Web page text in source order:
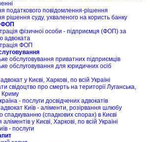
податкового повідомлення-рішення
рішення суду, ухваленого на користь банку
ФОП
фізичної особи - підприємця (ФОП) за
адвоката
ФОП
обслуговування приватних підприємців
обслуговування для юридичних осіб
у Києві, Харкові, по всій Україні
свідоцтво про смерть на території Луганська,
Криму
- послуги досвідчених адвокатів
Київ - аліменти, розірвання шлюбу
спадкуванню (спадкових спорах) в Києві
у Києві, Харкові, по всій Україні
- послуги